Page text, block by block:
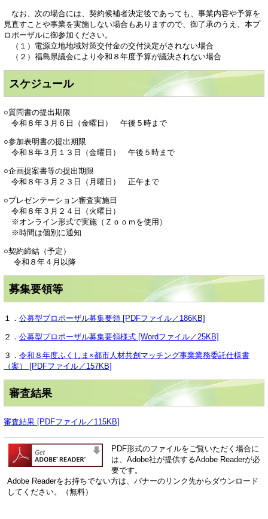
なお、次の場合には、契約候補者決定後であっても、事業内容や予算を
見直すことや事業を実施しない場合もありますので、御了承のうえ、本プ
ロポーザルに御参加ください。
（１）電源立地地域対策交付金の交付決定がされない場合
（２）福島県議会により令和８年度予算が議決されない場合
スケジュール
○質問書の提出期限
令和８年３月６日（金曜日） 午後５時まで
○参加表明書の提出期限
令和８年３月１３日（金曜日） 午後５時まで
○企画提案書等の提出期限
令和８年３月２３日（月曜日） 正午まで
○プレゼンテーション審査実施日
令和８年３月２４日（火曜日）
※オンライン形式で実施（Ｚｏｏｍを使用）
※時間は個別に通知
○契約締結（予定）
令和８年４月以降
募集要領等
１． 公募型プロポーザル募集要領 [PDFファイル／186KB]
２． 公募型プロポーザル募集要領様式 [Wordファイル／25KB]
３． 令和８年度ふくしま×都市人材共創マッチング事業業務委託仕様書
（案） [PDFファイル／157KB]
審査結果
審査結果 [PDFファイル／115KB]
PDF形式のファイルをご覧いただく場合に
は、Adobe社が提供するAdobe Readerが必
要です。
Adobe Readerをお持ちでない方は、バナーのリンク先からダウンロード
してください。（無料）